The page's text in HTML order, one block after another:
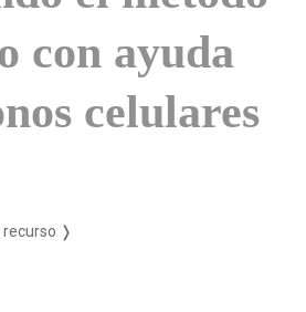
con ayuda
celulares
recurso ❭